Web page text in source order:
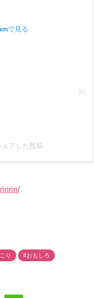
で見る
アした投稿
り #おもしろ